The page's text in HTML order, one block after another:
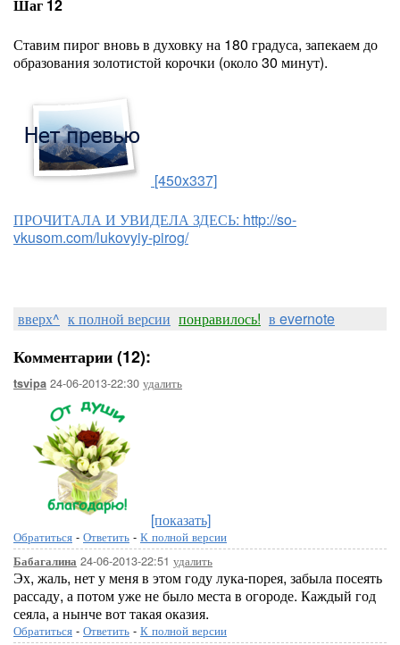
Шаг 12
Ставим пирог вновь в духовку на 180 градуса, запекаем до
образования золотистой корочки (около 30 минут).
[450x337]
ПРОЧИТАЛА И УВИДЕЛА ЗДЕСЬ: http://so-
vkusom.com/lukovyiy-pirog/
вверх^ к полной версии понравилось! в evernote
Комментарии (12):
tsvipa 24-06-2013-22:30 удалить
[показать]
Обратиться - Ответить - К полной версии
Бабагалина 24-06-2013-22:51 удалить
Эх, жаль, нет у меня в этом году лука-порея, забыла посеять
рассаду, а потом уже не было места в огороде. Каждый год
сеяла, а нынче вот такая оказия.
Обратиться - Ответить - К полной версии